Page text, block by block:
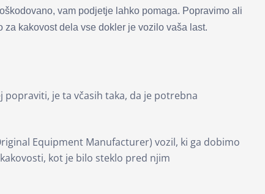
vam podjetje lahko pomaga. Popravimo ali
kakovost dela vse dokler je vozilo vaša last.
je ta včasih taka, da je potrebna
Equipment Manufacturer) vozil, ki ga dobimo
kot je bilo steklo pred njim